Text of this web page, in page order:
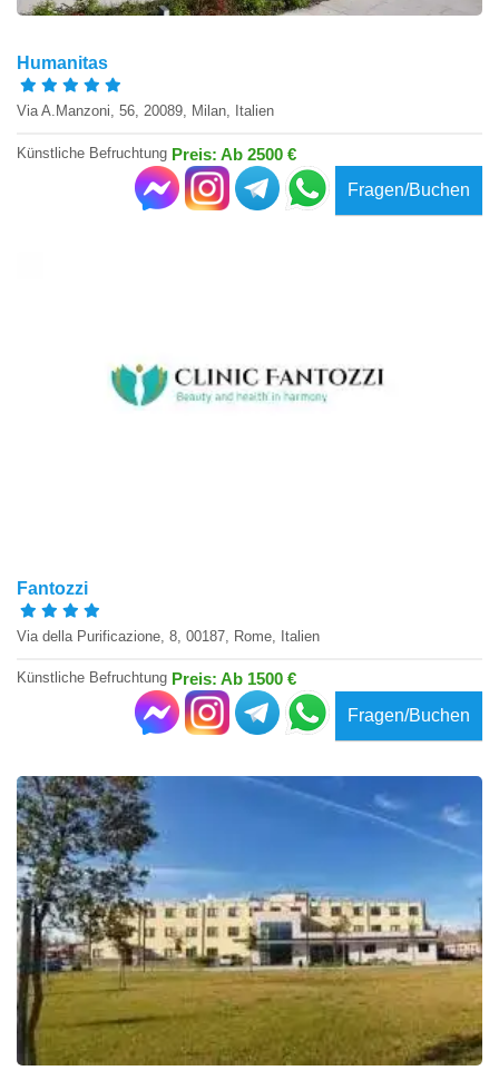
Humanitas
Via A.Manzoni, 56, 20089, Milan, Italien
Künstliche Befruchtung Preis: Ab 2500 €
Fragen/Buchen
Fantozzi
Via della Purificazione, 8, 00187, Rome, Italien
Künstliche Befruchtung Preis: Ab 1500 €
Fragen/Buchen